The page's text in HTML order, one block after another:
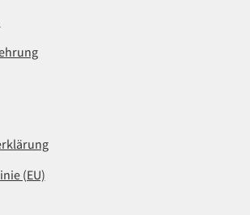
(EU)